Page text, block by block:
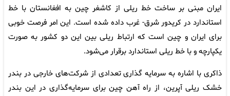
ایران مبنی بر ساخت خط ریلی از کاشغر چین به افغانستان با خط
استاندارد در کریدور شرق- غرب داده شده است. این امر فرصت خوبی
برای ایران و چین است که ارتباط ریلی بین این دو کشور به صورت
یکپارچه و با خط ریلی استاندارد برقرار می‌شود.
ذاکری با اشاره به سرمایه گذاری تعدادی از شرکت‌های خارجی در بندر
خشک ریلی آپرین، از راه آهن چین برای سرمایه‌گذاری در این بندر